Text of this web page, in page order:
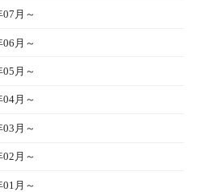
月～
月～
月～
月～
月～
月～
月～